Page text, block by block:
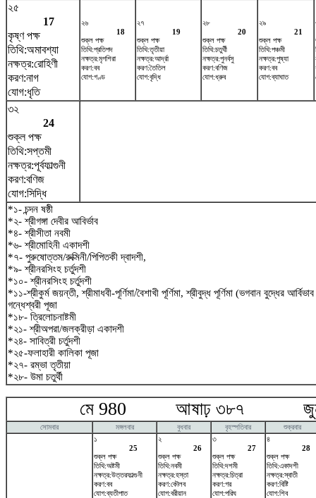
২৫
17
কৃষ্ণ পক্ষ
তিথি:অমাবশ্যা
নক্ষত্র:রোহিণী
করণ:নাগ
যোগ:ধৃতি
২৬
18
শুক্ল পক্ষ
তিথি:প্রতিপদ
নক্ষত্র:মৃগশিরা
করণ:বব
যোগ:গণ্ড
২৭
19
শুক্ল পক্ষ
তিথি:তৃতীয়া
নক্ষত্র:আর্দ্রা
করণ:তৈতিল
যোগ:বৃদ্ধি
২৮
20
শুক্ল পক্ষ
তিথি:চতুর্থী
নক্ষত্র:পুনর্বসু
করণ:বণিজ
যোগ:ধ্রুব
২৯
21
শুক্ল পক্ষ
তিথি:পঞ্চমী
নক্ষত্র:পুষ্যা
করণ:বব
যোগ:ব্যাঘাত
৩২
24
শুক্ল পক্ষ
তিথি:সপ্তমী
নক্ষত্র:পূর্বফাল্গুনী
করণ:বণিজ
যোগ:সিদ্ধি
*১- চন্দন ষষ্ঠী
*২- শ্রীগঙ্গা দেবীর আবির্ভাব
*৪- শ্রীসীতা নবমী
*৬- শ্রীমোহিনী একাদশী
*৭- পুরুষোত্তম/রুক্মিনী/পিপিতকী দ্বাদশী,
*৯- শ্রীনরসিংহ চর্তুদশী
*১০- শ্রীনরসিংহ চর্তুদশী
*১১-শ্রীকুর্ম জয়ন্তী, শ্রীমাধবী-পূর্ণিমা/বৈশাখী পূর্ণিমা, শ্রীবুদ্ধ পূর্ণিমা (ভগবান বুদ্ধের
গন্ধেশ্বরী পূজা
*১৮- ত্রিলোচনাষ্টমী
*২১- শ্রীঅপরা/জলক্রীড়া একাদশী
*২৪- সাবিত্রী চর্তুদশী
*২৫-ফলাহারী কালিকা পূজা
*২৭- রম্ভা তৃতীয়া
*২৮- উমা চতুর্থী
মে 980 আষাঢ় ৩৮৭ জুন
সোমবার মঙ্গলবার বুধবার বৃহস্পতিবার
শুক্রবার
১
25
শুক্ল পক্ষ
তিথি:অষ্টমী
নক্ষত্র:উত্তরফাল্গুনী
করণ:বব
যোগ:ব্যতীপাত
২
26
শুক্ল পক্ষ
তিথি:নবমী
নক্ষত্র:হস্তা
করণ:কৌলব
যোগ:বরীয়ান
৩
27
শুক্ল পক্ষ
তিথি:দশমী
নক্ষত্র:চিত্রা
করণ:গর
যোগ:পরিঘ
৪
28
শুক্ল পক্ষ
তিথি:একাদশী
নক্ষত্র:স্বাতী
করণ:বিষ্টি
যোগ:শিব